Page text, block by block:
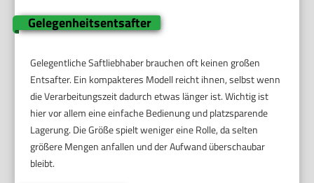
Gelegenheitsentsafter
Gelegentliche Saftliebhaber brauchen oft keinen großen
Entsafter. Ein kompakteres Modell reicht ihnen, selbst wenn
die Verarbeitungszeit dadurch etwas länger ist. Wichtig ist
hier vor allem eine einfache Bedienung und platzsparende
Lagerung. Die Größe spielt weniger eine Rolle, da selten
größere Mengen anfallen und der Aufwand überschaubar
bleibt.